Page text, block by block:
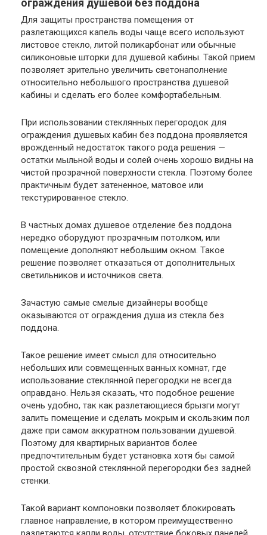
ограждения душевой без поддона
Для защиты пространства помещения от
разлетающихся капель воды чаще всего используют
листовое стекло, литой поликарбонат или обычные
силиконовые шторки для душевой кабины. Такой прием
позволяет зрительно увеличить светонаполнение
относительно небольшого пространства душевой
кабины и сделать его более комфортабельным.
При использовании стеклянных перегородок для
ограждения душевых кабин без поддона проявляется
врожденный недостаток такого рода решения —
остатки мыльной воды и солей очень хорошо видны на
чистой прозрачной поверхности стекла. Поэтому более
практичным будет затененное, матовое или
текстурированное стекло.
В частных домах душевое отделение без поддона
нередко оборудуют прозрачным потолком, или
помещение дополняют небольшим окном. Такое
решение позволяет отказаться от дополнительных
светильников и источников света.
Зачастую самые смелые дизайнеры вообще
оказываются от ограждения душа из стекла без
поддона.
Такое решение имеет смысл для относительно
небольших или совмещенных ванных комнат, где
использование стеклянной перегородки не всегда
оправдано. Нельзя сказать, что подобное решение
очень удобно, так как разлетающиеся брызги могут
залить помещение и сделать мокрым и скользким пол
даже при самом аккуратном пользовании душевой.
Поэтому для квартирных вариантов более
предпочтительным будет установка хотя бы самой
простой сквозной стеклянной перегородки без задней
стенки.
Такой вариант компоновки позволяет блокировать
главное направление, в котором преимущественно